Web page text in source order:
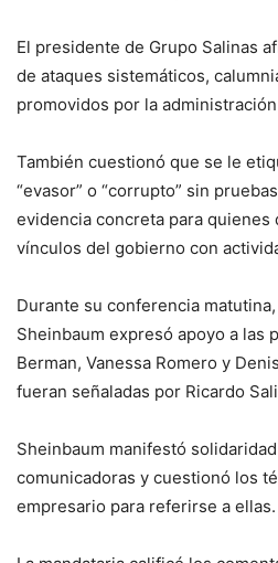
El presidente de Grupo Salinas
de ataques sistemáticos,
promovidos por la
También cuestionó que se le
“evasor” o “corrupto” sin
evidencia concreta para quienes
vínculos del gobierno con
Durante su conferencia
Sheinbaum expresó apoyo a las
Berman, Vanessa Romero y
fueran señaladas por Ricardo
Sheinbaum manifestó
comunicadoras y cuestionó los
empresario para referirse a ellas.